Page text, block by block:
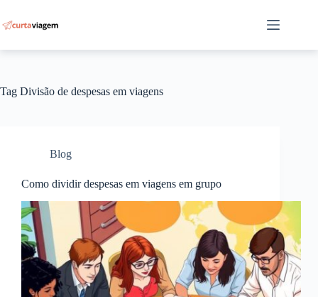
para
o
Tag Divisão de despesas em viagens
Blog
Como dividir despesas em viagens em grupo